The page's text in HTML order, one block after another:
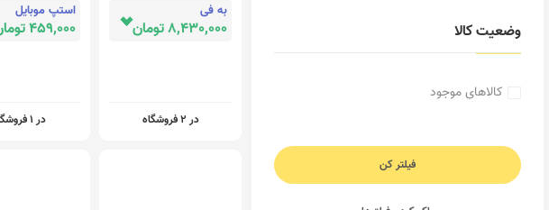
وضعیت کالا
کالاهای موجود
فیلتر کن
به فی
8,430,000 تومان
در 2 فروشگاه
استپ موبایل
459,000 تومان
در 1 فروشگاه